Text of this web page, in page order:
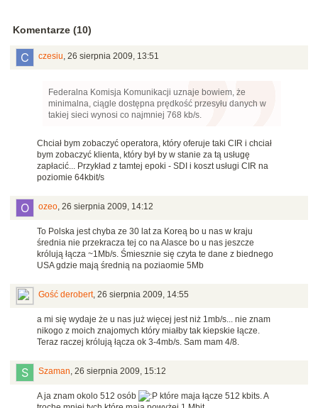
Komentarze (10)
czesiu, 26 sierpnia 2009, 13:51
Federalna Komisja Komunikacji uznaje bowiem, że
minimalna, ciągle dostępna prędkość przesyłu danych w
takiej sieci wynosi co najmniej 768 kb/s.
Chciał bym zobaczyć operatora, który oferuje taki CIR i chciał
bym zobaczyć klienta, który był by w stanie za tą usługę
zapłacić... Przykład z tamtej epoki - SDI i koszt usługi CIR na
poziomie 64kbit/s
ozeo, 26 sierpnia 2009, 14:12
To Polska jest chyba ze 30 lat za Koreą bo u nas w kraju
średnia nie przekracza tej co na Alasce bo u nas jeszcze
królują łącza ~1Mb/s. Śmiesznie się czyta te dane z biednego
USA gdzie mają średnią na poziaomie 5Mb
Gość derobert, 26 sierpnia 2009, 14:55
a mi się wydaje że u nas już więcej jest niż 1mb/s... nie znam
nikogo z moich znajomych który miałby tak kiepskie łącze.
Teraz raczej królują łącza ok 3-4mb/s. Sam mam 4/8.
Szaman, 26 sierpnia 2009, 15:12
A ja znam okolo 512 osób
które maja łącze 512 kbits. A